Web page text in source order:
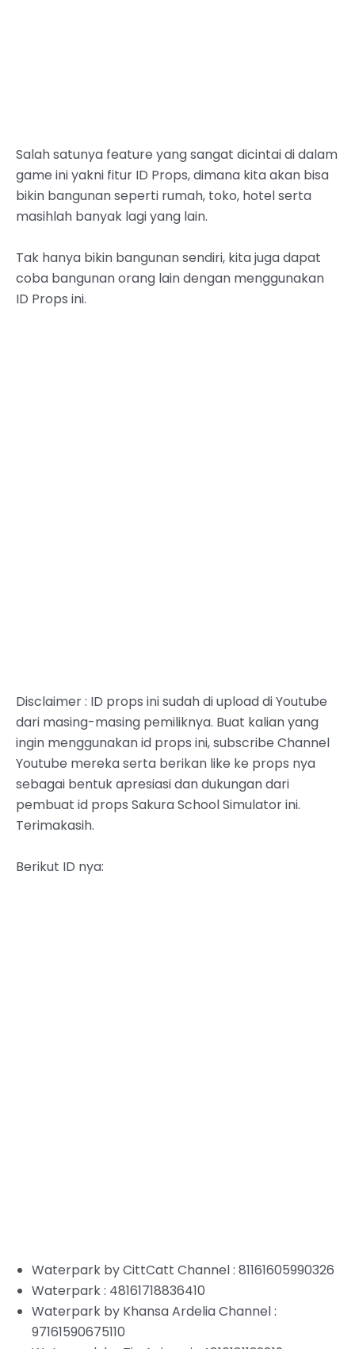
Salah satunya feature yang sangat dicintai di dalam
game ini yakni fitur ID Props, dimana kita akan bisa
bikin bangunan seperti rumah, toko, hotel serta
masihlah banyak lagi yang lain.
Tak hanya bikin bangunan sendiri, kita juga dapat
coba bangunan orang lain dengan menggunakan
ID Props ini.
Disclaimer : ID props ini sudah di upload di Youtube
dari masing-masing pemiliknya. Buat kalian yang
ingin menggunakan id props ini, subscribe Channel
Youtube mereka serta berikan like ke props nya
sebagai bentuk apresiasi dan dukungan dari
pembuat id props Sakura School Simulator ini.
Terimakasih.
Berikut ID nya:
Waterpark by CittCatt Channel : 81161605990326
Waterpark : 48161718836410
Waterpark by Khansa Ardelia Channel :
97161590675110